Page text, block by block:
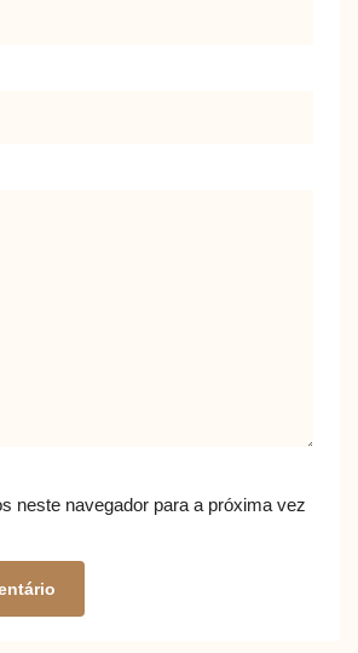
neste navegador para a próxima vez